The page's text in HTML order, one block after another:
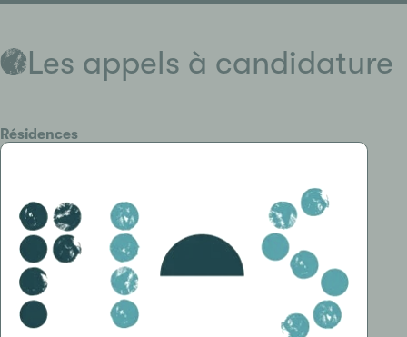
Les appels à candidature
Catégorie
Résidences